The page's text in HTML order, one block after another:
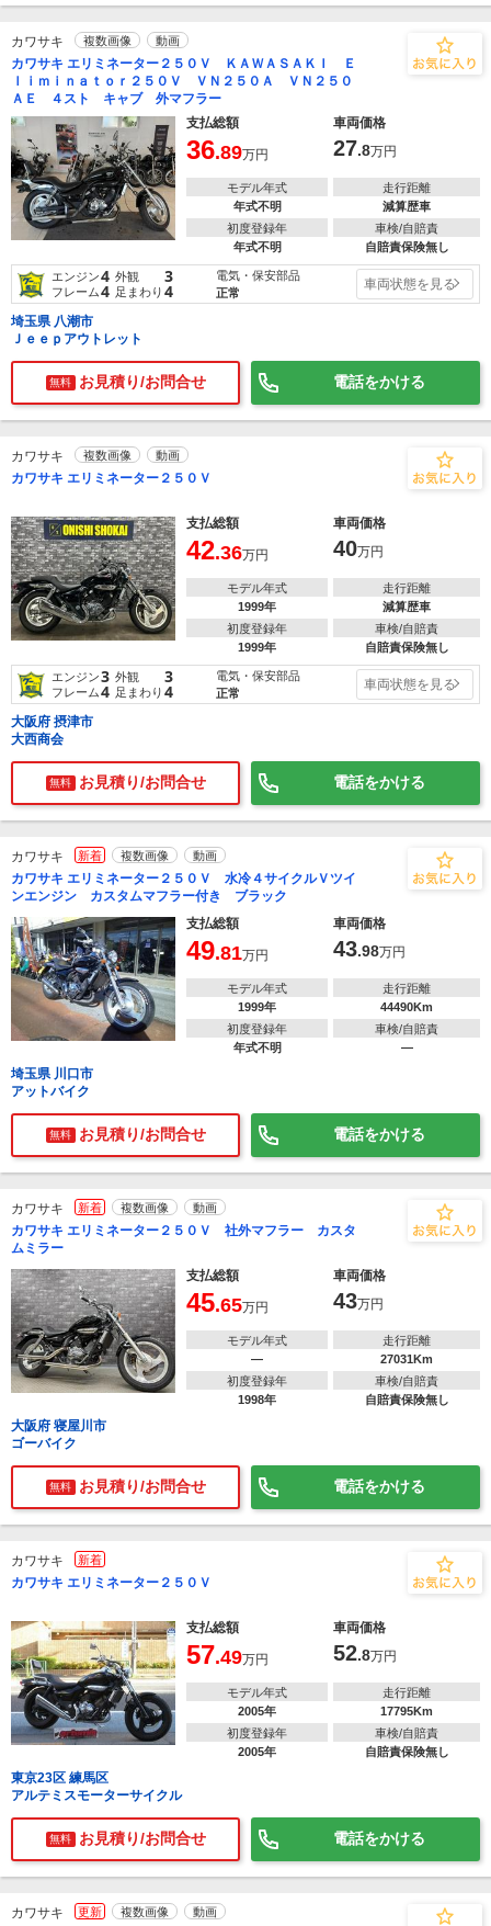
カワサキ 複数画像 動画
カワサキ エリミネーター２５０Ｖ ＫＡＷＡＳＡＫＩ Ｅ
ｌｉｍｉｎａｔｏｒ２５０Ｖ ＶＮ２５０Ａ ＶＮ２５０
ＡＥ ４スト キャブ 外マフラー
支払総額
車両価格
36.89万円 27.8万円
モデル年式
年式不明
走行距離
減算歴車
初度登録年
年式不明
車検/自賠責
自賠責保険無し
エンジン4 外観 3
フレーム4 足まわり 4
電気・保安部品
正常
車両状態を見る
埼玉県 八潮市
Ｊｅｅｐアウトレット
無料 お見積り/お問合せ 電話をかける
カワサキ 複数画像 動画
カワサキ エリミネーター２５０Ｖ
支払総額 車両価格
42.36万円 40万円
モデル年式
1999年
走行距離
減算歴車
初度登録年
1999年
車検/自賠責
自賠責保険無し
エンジン3 外観 3
フレーム4 足まわり 4
電気・保安部品
正常
車両状態を見る
大阪府 摂津市
大西商会
無料 お見積り/お問合せ 電話をかける
カワサキ 新着 複数画像 動画
カワサキ エリミネーター２５０Ｖ 水冷４サイクルＶツイ
ンエンジン カスタムマフラー付き ブラック
支払総額
車両価格
49.81万円 43.98万円
モデル年式
1999年
走行距離
44490Km
初度登録年
年式不明
車検/自賠責
―
埼玉県 川口市
アットバイク
無料 お見積り/お問合せ 電話をかける
カワサキ 新着 複数画像 動画
カワサキ エリミネーター２５０Ｖ 社外マフラー カスタ
ムミラー
支払総額
車両価格
45.65万円 43万円
モデル年式
―
走行距離
27031Km
初度登録年
1998年
車検/自賠責
自賠責保険無し
大阪府 寝屋川市
ゴーバイク
無料 お見積り/お問合せ 電話をかける
カワサキ 新着
カワサキ エリミネーター２５０Ｖ
支払総額 車両価格
57.49万円 52.8万円
モデル年式
2005年
走行距離
17795Km
初度登録年
2005年
車検/自賠責
自賠責保険無し
東京23区 練馬区
アルテミスモーターサイクル
無料 お見積り/お問合せ 電話をかける
カワサキ 更新 複数画像 動画